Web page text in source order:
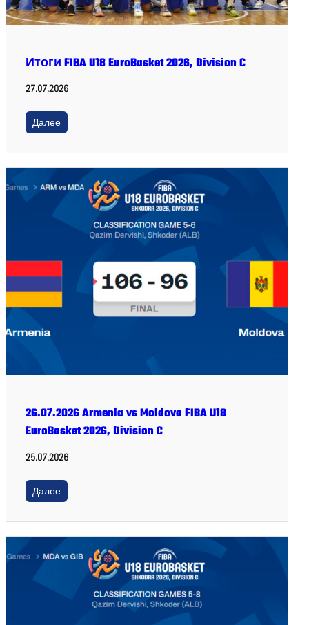
Итоги FIBA U18 EuroBasket 2026, Division C
27.07.2026
Далее
26.07.2026 Armenia vs Moldova FIBA U18
EuroBasket 2026, Division C
25.07.2026
Далее